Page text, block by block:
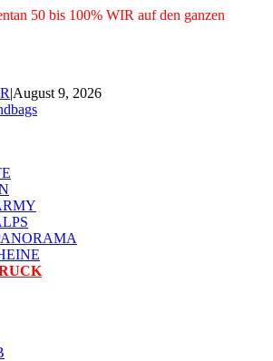
50 bis 100% WIR auf den ganzen
|August 9, 2026